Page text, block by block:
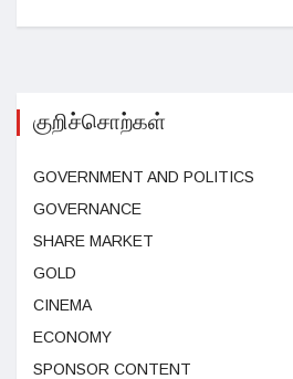
குறிச்சொற்கள்
GOVERNMENT AND POLITICS
GOVERNANCE
SHARE MARKET
GOLD
CINEMA
ECONOMY
SPONSOR CONTENT